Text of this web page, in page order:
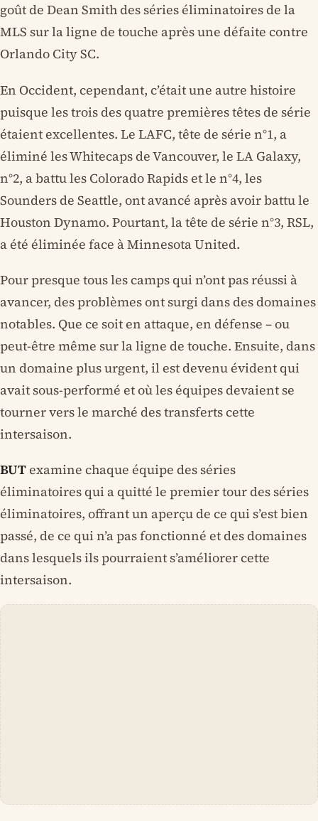
goût de Dean Smith des séries éliminatoires de la
MLS sur la ligne de touche après une défaite contre
Orlando City SC.
En Occident, cependant, c’était une autre histoire
puisque les trois des quatre premières têtes de série
étaient excellentes. Le LAFC, tête de série n°1, a
éliminé les Whitecaps de Vancouver, le LA Galaxy,
n°2, a battu les Colorado Rapids et le n°4, les
Sounders de Seattle, ont avancé après avoir battu le
Houston Dynamo. Pourtant, la tête de série n°3, RSL,
a été éliminée face à Minnesota United.
Pour presque tous les camps qui n’ont pas réussi à
avancer, des problèmes ont surgi dans des domaines
notables. Que ce soit en attaque, en défense – ou
peut-être même sur la ligne de touche. Ensuite, dans
un domaine plus urgent, il est devenu évident qui
avait sous-performé et où les équipes devaient se
tourner vers le marché des transferts cette
intersaison.
BUT examine chaque équipe des séries
éliminatoires qui a quitté le premier tour des séries
éliminatoires, offrant un aperçu de ce qui s’est bien
passé, de ce qui n’a pas fonctionné et des domaines
dans lesquels ils pourraient s’améliorer cette
intersaison.